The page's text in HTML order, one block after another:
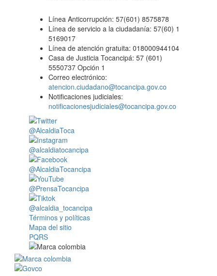
Línea Anticorrupción: 57(601) 8575878
Línea de servicio a la ciudadanía: 57(60) 1
5169017
Línea de atención gratuita: 018000944104
Casa de Justicia Tocancipá: 57 (601)
5550737 Opción 1
Correo electrónico:
atencion.ciudadano@tocancipa.gov.co
Notificaciones judiciales:
notificacionesjudiciales@tocancipa.gov.co
@AlcaldiaToca
@alcaldiatocancipa
@AlcaldiaTocancipa
@PrensaTocancipa
@alcaldia_tocancipa
Términos y políticas
Mapa del sitio
PQRS